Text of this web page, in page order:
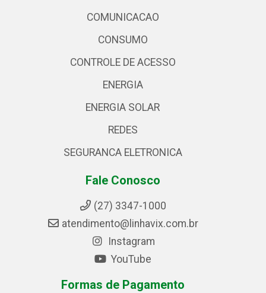
COMUNICACAO
CONSUMO
CONTROLE DE ACESSO
ENERGIA
ENERGIA SOLAR
REDES
SEGURANCA ELETRONICA
Fale Conosco
(27) 3347-1000
atendimento@linhavix.com.br
Instagram
YouTube
Formas de Pagamento